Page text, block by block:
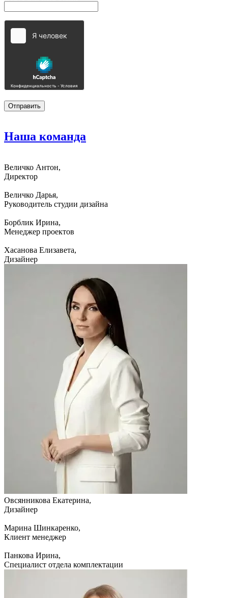
Наша команда
Величко Антон,
Директор
Величко Дарья,
Руководитель студии дизайна
Борблик Ирина,
Менеджер проектов
Хасанова Елизавета,
Дизайнер
Овсянникова Екатерина,
Дизайнер
Марина Шинкаренко,
Клиент менеджер
Панкова Ирина,
Специалист отдела комплектации